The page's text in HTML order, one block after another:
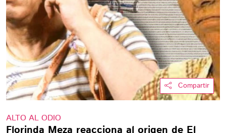
Compartir
ALTO AL ODIO